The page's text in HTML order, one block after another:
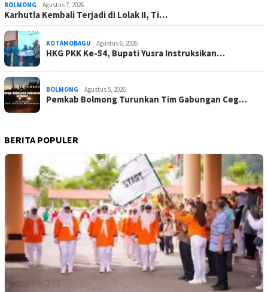
BOLMONG Agustus 7, 2026
Karhutla Kembali Terjadi di Lolak II, Ti…
KOTAMOBAGU Agustus 6, 2026
HKG PKK Ke-54, Bupati Yusra Instruksikan…
BOLMONG Agustus 5, 2026
Pemkab Bolmong Turunkan Tim Gabungan Ceg…
BERITA POPULER